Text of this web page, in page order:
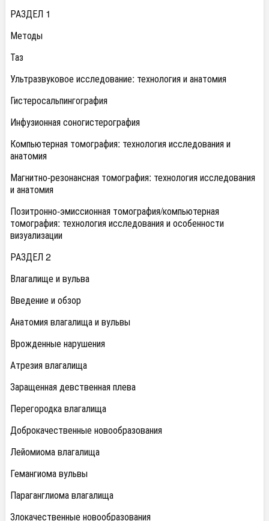
РАЗДЕЛ 1
Методы
Таз
Ультразвуковое исследование: технология и анатомия
Гистеросальпингография
Инфузионная соногистерография
Компьютерная томография: технология исследования и
анатомия
Магнитно-резонансная томография: технология исследования
и анатомия
Позитронно-эмиссионная томография/компьютерная
томография: технология исследования и особенности
визуализации
РАЗДЕЛ 2
Влагалище и вульва
Введение и обзор
Анатомия влагалища и вульвы
Врожденные нарушения
Атрезия влагалища
Заращенная девственная плева
Перегородка влагалища
Доброкачественные новообразования
Лейомиома влагалища
Гемангиома вульвы
Параганглиома влагалища
Злокачественные новообразования